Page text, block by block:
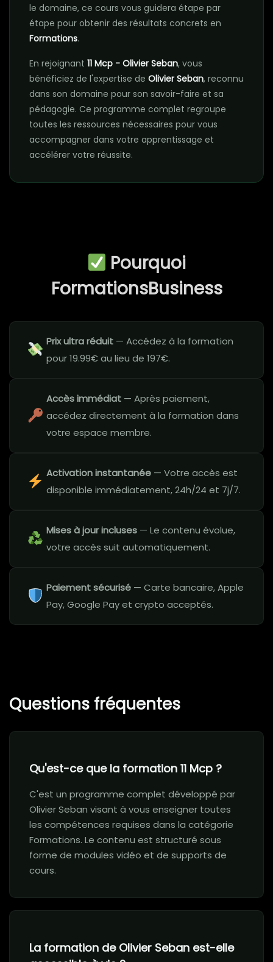
le domaine, ce cours vous guidera étape par
étape pour obtenir des résultats concrets en
Formations.
En rejoignant 11 Mcp - Olivier Seban, vous
bénéficiez de l'expertise de Olivier Seban, reconnu
dans son domaine pour son savoir-faire et sa
pédagogie. Ce programme complet regroupe
toutes les ressources nécessaires pour vous
accompagner dans votre apprentissage et
accélérer votre réussite.
Pourquoi
FormationsBusiness
Prix ultra réduit — Accédez à la formation
pour 19.99€ au lieu de 197€.
Accès immédiat — Après paiement,
accédez directement à la formation dans
votre espace membre.
Activation instantanée — Votre accès est
disponible immédiatement, 24h/24 et 7j/7.
Mises à jour incluses — Le contenu évolue,
votre accès suit automatiquement.
Paiement sécurisé — Carte bancaire, Apple
Pay, Google Pay et crypto acceptés.
Questions fréquentes
Qu'est-ce que la formation 11 Mcp ?
C'est un programme complet développé par
Olivier Seban visant à vous enseigner toutes
les compétences requises dans la catégorie
Formations. Le contenu est structuré sous
forme de modules vidéo et de supports de
cours.
La formation de Olivier Seban est-elle